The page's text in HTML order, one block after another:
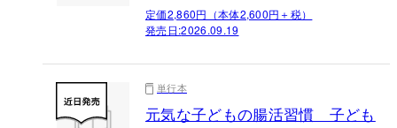
定価2,860円（本体2,600円＋税）
発売日:2026.09.19
単行本
元気な子どもの腸活習慣 子ども